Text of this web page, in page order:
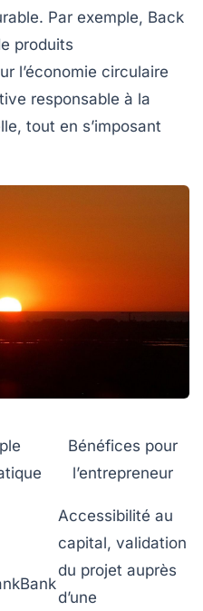
Par exemple, Back
produits
l’économie circulaire
responsable à la
tout en s’imposant
Bénéfices pour
l’entrepreneur
Accessibilité au
capital, validation
du projet auprès
d’une